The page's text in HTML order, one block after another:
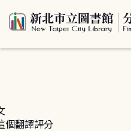
個翻譯評分